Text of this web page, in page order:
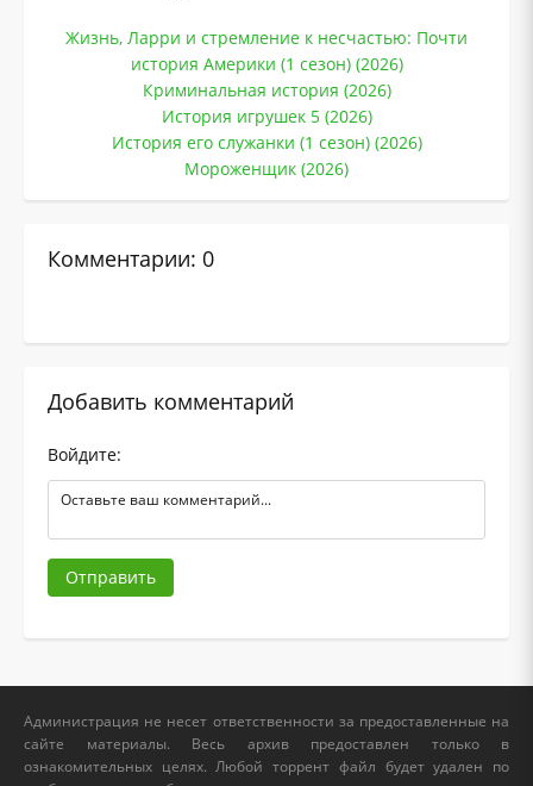
Жизнь, Ларри и стремление к несчастью: Почти
история Америки (1 сезон) (2026)
Криминальная история (2026)
История игрушек 5 (2026)
История его служанки (1 сезон) (2026)
Мороженщик (2026)
Комментарии: 0
Добавить комментарий
Войдите:
Отправить
Администрация не несет ответственности за предоставленные на
сайте материалы. Весь архив предоставлен только в
ознакомительных целях. Любой торрент файл будет удален по